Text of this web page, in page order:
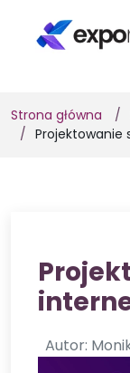
Strona główna
Autor: